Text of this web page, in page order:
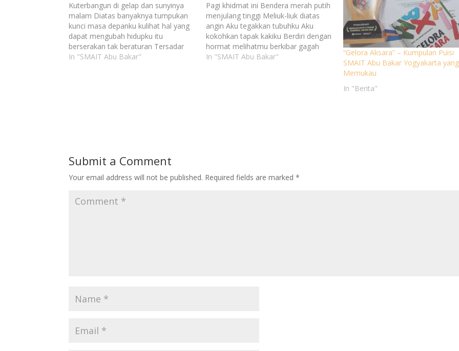
Kuterbangun di gelap dan sunyinya
malam Diatas banyaknya tumpukan
kunci masa depanku kulihat hal yang
dapat mengubah hidupku itu
berserakan tak beraturan Tersadar
semalaman ku serap semua hal itu
In "SMAIT Abu Bakar"
Pagi khidmat ini Bendera merah putih
menjulang tinggi Meliuk-liuk diatas
angin Aku tegakkan tubuhku Aku
kokohkan tapak kakiku Berdiri dengan
hormat melihatmu berkibar gagah
Tujuh puluh tujuh tahun lalu Seperti
In "SMAIT Abu Bakar"
“Gelora Aksara” – Kumpulan Puisi
SMAIT Abu Bakar Yogyakarta yang
Memukau
In "Berita"
Submit a Comment
Your email address will not be published. Required fields are marked*